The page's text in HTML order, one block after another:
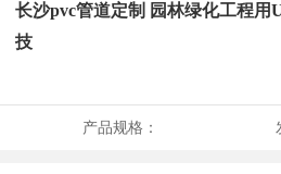
长沙pvc管道定制 园林绿化工程用
技
产品规格：